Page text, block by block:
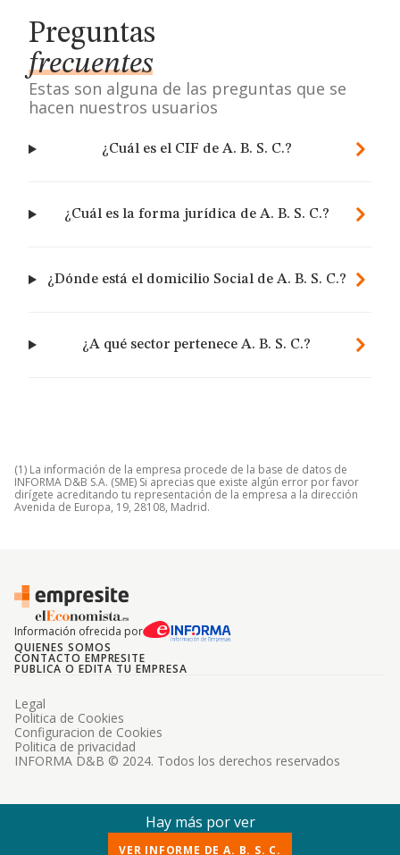
Preguntas
frecuentes
Estas son alguna de las preguntas que se
hacen nuestros usuarios
¿Cuál es el CIF de A. B. S. C.?
¿Cuál es la forma jurídica de A. B. S. C.?
¿Dónde está el domicilio Social de A. B. S. C.?
¿A qué sector pertenece A. B. S. C.?
(1) La información de la empresa procede de la base de datos de
INFORMA D&B S.A. (SME) Si aprecias que existe algún error por favor
dirígete acreditando tu representación de la empresa a la dirección
Avenida de Europa, 19, 28108, Madrid.
Información ofrecida por
QUIENES SOMOS
CONTACTO EMPRESITE
PUBLICA O EDITA TU EMPRESA
INFORMA D&B © 2024. Todos los derechos reservados
Legal
Politica de Cookies
Configuracion de Cookies
Politica de privacidad
Hay más por ver
VER INFORME DE A. B. S. C.